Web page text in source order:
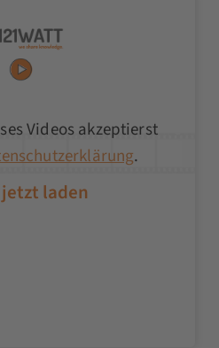
Videos akzeptierst
.